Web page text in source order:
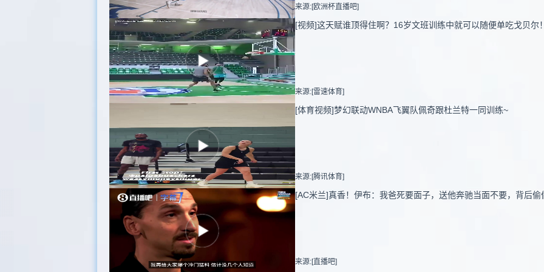
来源:[欧洲杯直播吧]
[视频]这天赋谁顶得住啊？16岁文班训练中就可以随便单吃戈贝尔
来源:[雷速体育]
[体育视频]梦幻联动WNBA飞翼队佩奇跟杜兰特一同训练~
来源:[腾讯体育]
[AC米兰]真香！伊布：我爸死要面子，送他奔驰当面不要，背后偷
来源:[直播吧]